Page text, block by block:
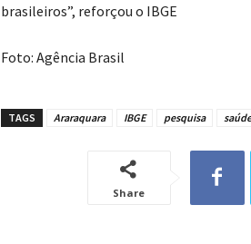
brasileiros”, reforçou o IBGE
Foto: Agência Brasil
TAGS Araraquara IBGE pesquisa saúde
Share